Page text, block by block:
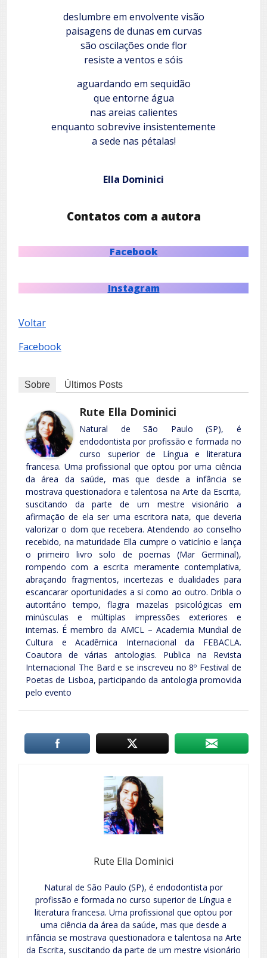
deslumbre em envolvente visão
paisagens de dunas em curvas
são oscilações onde flor
resiste a ventos e sóis
aguardando em sequidão
que entorne água
nas areias calientes
enquanto sobrevive insistentemente
a sede nas pétalas!
Ella Dominici
Contatos com a autora
Facebook
Instagram
Voltar
Facebook
Sobre Últimos Posts
Rute Ella Dominici
Natural de São Paulo (SP), é
endodontista por profissão e formada no
curso superior de Língua e literatura
francesa. Uma profissional que optou por uma ciência
da área da saúde, mas que desde a infância se
mostrava questionadora e talentosa na Arte da Escrita,
suscitando da parte de um mestre visionário a
afirmação de ela ser uma escritora nata, que deveria
valorizar o dom que recebera. Atendendo ao conselho
recebido, na maturidade Ella cumpre o vaticínio e lança
o primeiro livro solo de poemas (Mar Germinal),
rompendo com a escrita meramente contemplativa,
abraçando fragmentos, incertezas e dualidades para
escancarar oportunidades a si como ao outro. Dribla o
autoritário tempo, flagra mazelas psicológicas em
minúsculas e múltiplas impressões exteriores e
internas. É membro da AMCL – Academia Mundial de
Cultura e Acadêmica Internacional da FEBACLA.
Coautora de várias antologias. Publica na Revista
Internacional The Bard e se inscreveu no 8º Festival de
Poetas de Lisboa, participando da antologia promovida
pelo evento
Rute Ella Dominici
Natural de São Paulo (SP), é endodontista por
profissão e formada no curso superior de Língua e
literatura francesa. Uma profissional que optou por
uma ciência da área da saúde, mas que desde a
infância se mostrava questionadora e talentosa na Arte
da Escrita, suscitando da parte de um mestre visionário